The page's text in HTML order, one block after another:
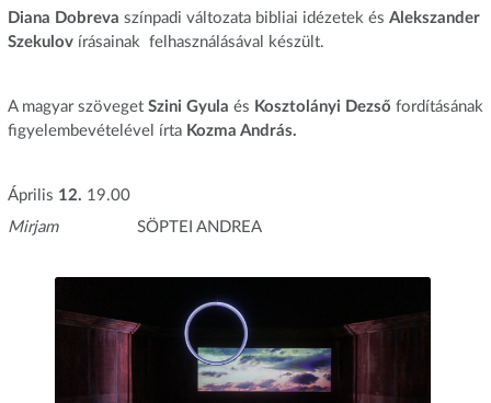
Diana Dobreva színpadi változata bibliai idézetek és Alekszander
Szekulovírásainak felhasználásával készült.
A magyar szöveget Szini Gyula és Kosztolányi Dezső fordításának
figyelembevételével írta Kozma András.
Április 12. 19.00
MirjamSÖPTEI ANDREA